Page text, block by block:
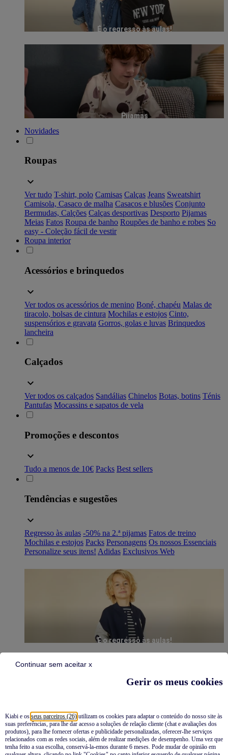
Gerir os meus cookies
Kiabi e os seus parceiros (26) utilizam os cookies para adaptar o conteúdo do nosso site às
suas preferências, para lhe dar acesso a soluções de relação cliente (chat e avaliações dos
produtos), para lhe fornecer ofertas e publicidade personalizadas, oferecer-lhe serviços
relacionados com as redes sociais, além de realizar medições de desempenho. Uma vez que
tenha feito a sua escolha, conservá-la-emos durante 6 meses. Pode mudar de opinião em
Continuar sem aceitar x
É o regresso às aulas!
Pijamas
Novidades
Roupas
Ver tudo T-shirt, polo Camisas Calças Jeans Sweatshirt
Camisola, Casaco de malha Casacos e blusões Conjunto
Bermudas, Calções Calças desportivas Desporto Pijamas
Meias Fatos Roupa de banho Roupões de banho e robes So
easy - Coleção fácil de vestir
Roupa interior
Acessórios e brinquedos
Ver todos os acessórios de menino Boné, chapéu Malas de
tiracolo, bolsas de cintura Mochilas e estojos Cinto,
suspensórios e gravata Gorros, golas e luvas Brinquedos
lancheira
Calçados
Ver todos os calçados Sandálias Chinelos Botas, botins Ténis
Pantufas Mocassins e sapatos de vela
Promoções e descontos
Tudo a menos de 10€ Packs Best sellers
Tendências e sugestões
Regresso às aulas -50% na 2.ª pijamas Fatos de treino
Mochilas e estojos Packs Personagens Os nossos Essenciais
Personalize seus itens! Adidas Exclusivos Web
É o regresso às aulas!
Pijamas
Novidades